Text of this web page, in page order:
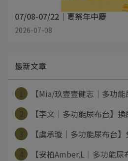
07/08-07/22｜夏祭年中慶
2026-07-08
最新文章
【Mia/玖壹壹健志│多功
【李文│多功能尿布台】
【虞承璇│多功能尿布台
【安柏Amber.L│多功能